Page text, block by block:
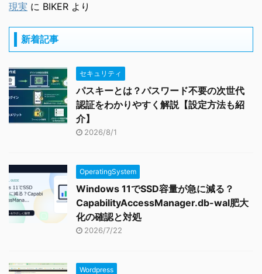
現実 に BIKER より
新着記事
セキュリティ
パスキーとは？パスワード不要の次世代
認証をわかりやすく解説【設定方法も紹
介】
2026/8/1
OperatingSystem
Windows 11でSSD容量が急に減る？
CapabilityAccessManager.db-wal肥大
化の確認と対処
2026/7/22
Wordpress